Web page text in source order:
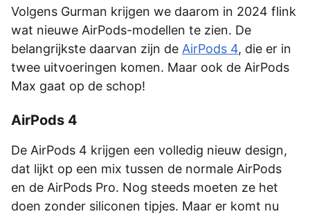
Volgens Gurman krijgen we daarom in 2024 flink
wat nieuwe AirPods-modellen te zien. De
belangrijkste daarvan zijn de AirPods 4, die er in
twee uitvoeringen komen. Maar ook de AirPods
Max gaat op de schop!
AirPods 4
De AirPods 4 krijgen een volledig nieuw design,
dat lijkt op een mix tussen de normale AirPods
en de AirPods Pro. Nog steeds moeten ze het
doen zonder siliconen tipjes. Maar er komt nu